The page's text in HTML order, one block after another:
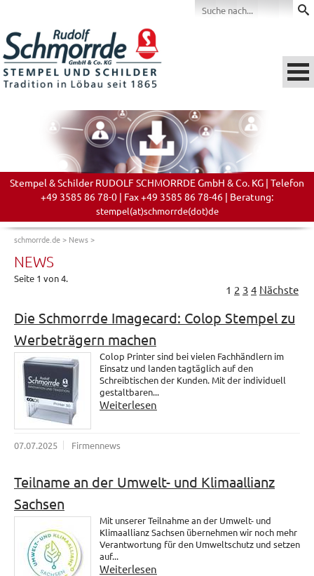
Stempel & Schilder RUDOLF SCHMORRDE GmbH & Co. KG | Telefon
+49 3585 86 78-0 | Fax +49 3585 86 78-46 | Beratung:
stempel(at)schmorrde(dot)de
schmorrde.de> News>
NEWS
Seite 1 von 4.
1 2 3 4 Nächste
Die Schmorrde Imagecard: Colop Stempel zu
Werbeträgern machen
Colop Printer sind bei vielen Fachhändlern im
Einsatz und landen tagtäglich auf den
Schreibtischen der Kunden. Mit der individuell
gestaltbaren...
Weiterlesen
07.07.2025 Firmennews
Teilname an der Umwelt- und Klimaallianz
Sachsen
Mit unserer Teilnahme an der Umwelt- und
Klimaallianz Sachsen übernehmen wir noch mehr
Verantwortung für den Umweltschutz und setzen
auf...
Weiterlesen